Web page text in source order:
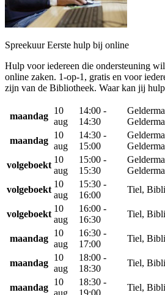
Spreekuur Eerste hulp bij online
Hulp voor iedereen die ondersteuning
online zaken. 1-op-1, gratis en voor
zijn van de Bibliotheek. Waar kan jij
maandag
10
aug
14:00 -
14:30
maandag
10
aug
14:30 -
15:00
volgeboekt
10
aug
15:00 -
15:30
volgeboekt
10
aug
15:30 -
16:00
Tiel,
volgeboekt
10
aug
16:00 -
16:30
Tiel,
maandag
10
aug
16:30 -
17:00
Tiel,
maandag
10
aug
18:00 -
18:30
Tiel,
maandag
10
aug
18:30 -
19:00
Tiel,